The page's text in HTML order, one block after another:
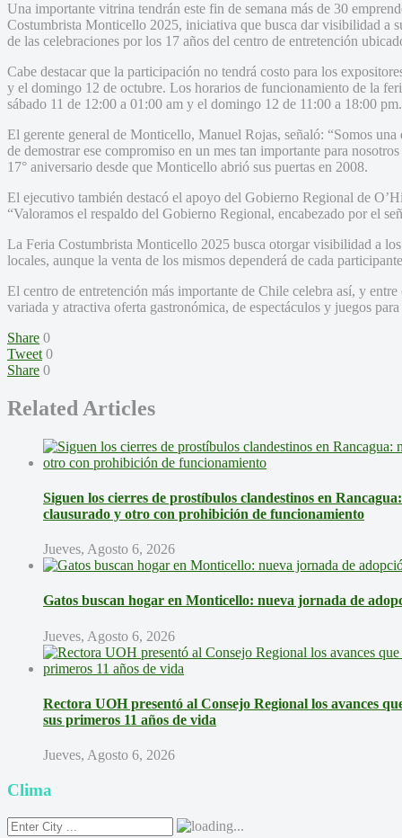
Una importante vitrina tendrán este fin de semana más de 30
Costumbrista Monticello 2025, iniciativa que busca dar visibilidad a
de las celebraciones por los 17 años del centro de entretención
Cabe destacar que la participación no tendrá costo para los
y el domingo 12 de octubre. Los horarios de funcionamiento de la
sábado 11 de 12:00 a 01:00 am y el domingo 12 de 11:00 a 18:00 pm.
El gerente general de Monticello, Manuel Rojas, señaló: “Somos
de demostrar ese compromiso en un mes tan importante para
17° aniversario desde que Monticello abrió sus puertas en 2008.
El ejecutivo también destacó el apoyo del Gobierno Regional de
“Valoramos el respaldo del Gobierno Regional, encabezado por el
La Feria Costumbrista Monticello 2025 busca otorgar visibilidad a
locales, aunque la venta de los mismos dependerá de cada
El centro de entretención más importante de Chile celebra así, y
variada y atractiva oferta gastronómica, de espectáculos y juegos
Share 0
Tweet 0
Share 0
Related Articles
Siguen los cierres de prostíbulos clandestinos en
clausurado y otro con prohibición de funcionamiento
Jueves, Agosto 6, 2026
Gatos buscan hogar en Monticello: nueva jornada de
Jueves, Agosto 6, 2026
Rectora UOH presentó al Consejo Regional los avances
sus primeros 11 años de vida
Jueves, Agosto 6, 2026
Clima